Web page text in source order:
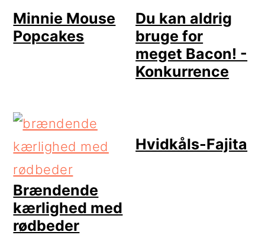
Minnie Mouse
Popcakes
Du kan aldrig
bruge for
meget Bacon! -
Konkurrence
Brændende
kærlighed med
rødbeder
Hvidkåls-Fajita